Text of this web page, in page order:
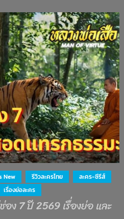
New รีวิวละครไทย
ละคร-ซีรีส์
เรื่องย่อละคร
อง 7 ปี 2569 เรื่องย่อ และ